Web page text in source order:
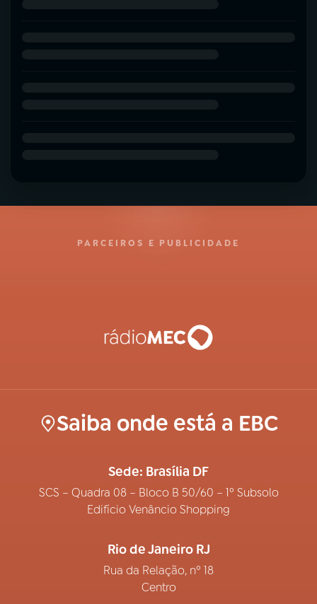
PARCEIROS E PUBLICIDADE
Saiba onde está a EBC
Sede: Brasília DF
SCS – Quadra 08 – Bloco B 50/60 – 1º Subsolo
Edifício Venâncio Shopping
Rio de Janeiro RJ
Rua da Relação, nº 18
Centro